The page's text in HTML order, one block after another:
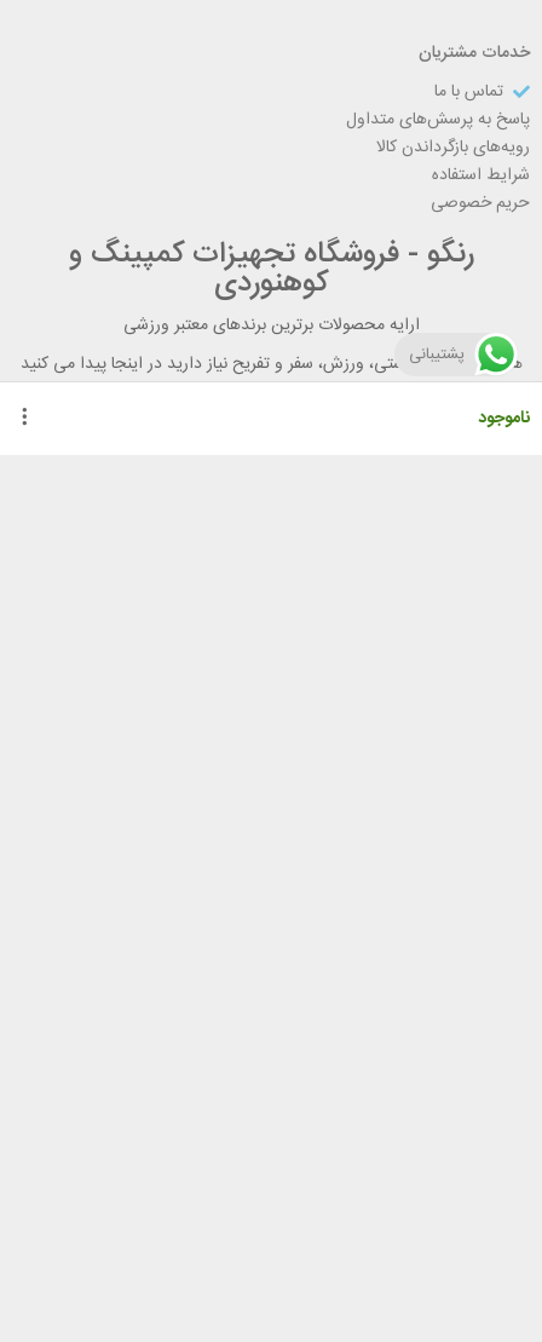
ناموجود
خدمات مشتریان
تماس با ما
پاسخ به پرسش‌های متداول
رویه‌های بازگرداندن کالا
شرایط استفاده
حریم خصوصی
رنگو - فروشگاه تجهیزات کمپینگ و
کوهنوردی
ارایه محصولات برترین برندهای معتبر ورزشی
هر آنچه برای تندرستی، ورزش، سفر و تفریح نیاز دارید در اینجا پیدا می کنید
پشتیبانی